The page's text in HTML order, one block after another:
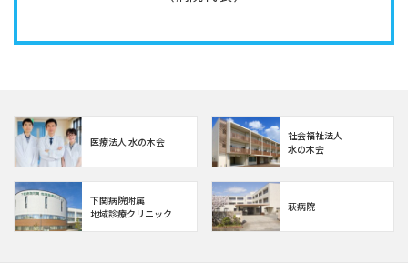
医療法人 水の木会
社会福祉法人
水の木会
下関病院附属
地域診療クリニック
萩病院